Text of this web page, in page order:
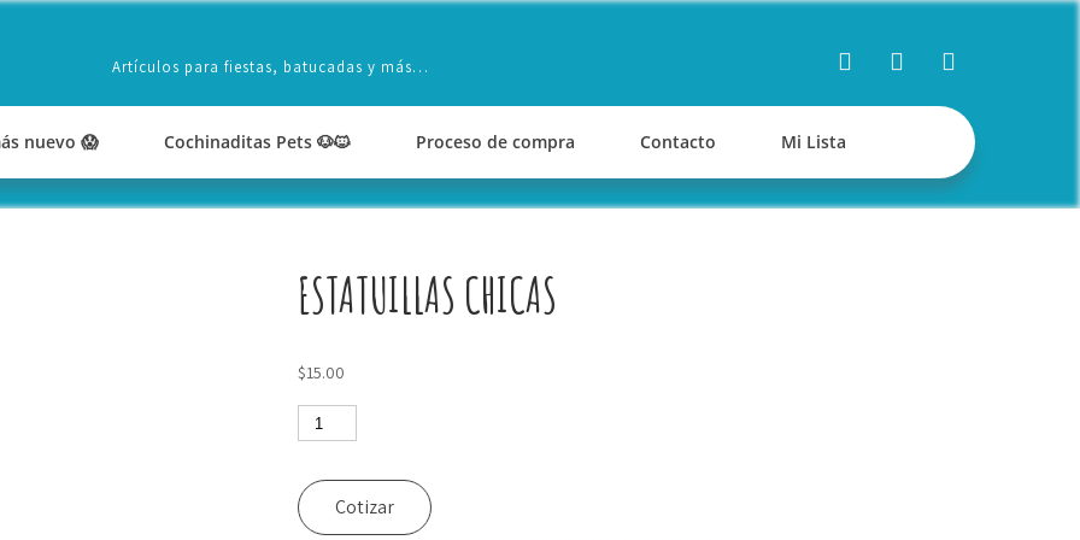
Artículos para fiestas, batucadas y más…
nuevo 😱 Cochinaditas Pets 🐶🐱 Proceso de compra Contacto Mi Lista
ESTATUILLAS CHICAS
$15.00
Estatuillas
chicas
cantidad
Cotizar